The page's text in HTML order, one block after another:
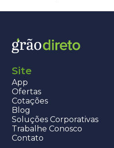
Site
App
Ofertas
Cotações
Blog
Soluções Corporativas
Trabalhe Conosco
Contato